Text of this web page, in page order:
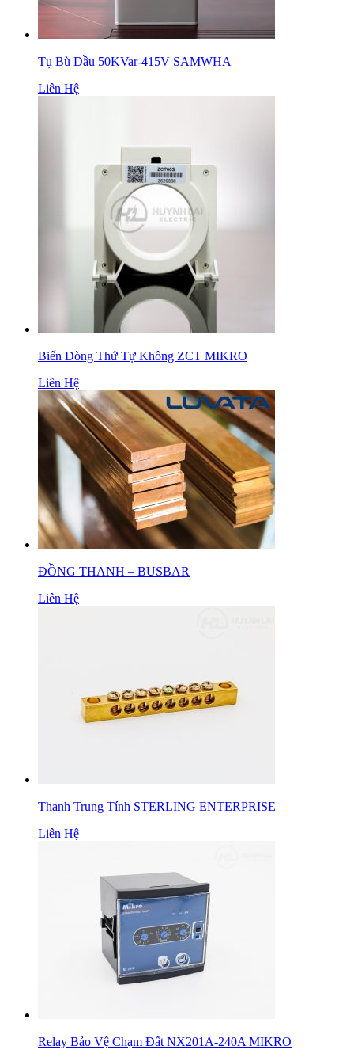
Tụ Bù Dầu 50KVar-415V SAMWHA
Liên Hệ
Biến Dòng Thứ Tự Không ZCT MIKRO
Liên Hệ
ĐỒNG THANH – BUSBAR
Liên Hệ
Thanh Trung Tính STERLING ENTERPRISE
Liên Hệ
Relay Bảo Vệ Chạm Đất NX201A-240A MIKRO